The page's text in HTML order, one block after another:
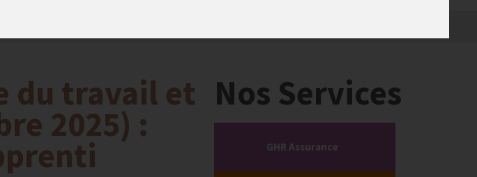
du travail et
2025) :
Nos Services
GHR Assurance